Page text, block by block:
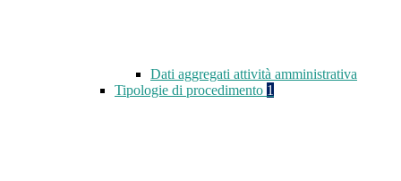
Dati aggregati attività amministrativa
Tipologie di procedimento 1